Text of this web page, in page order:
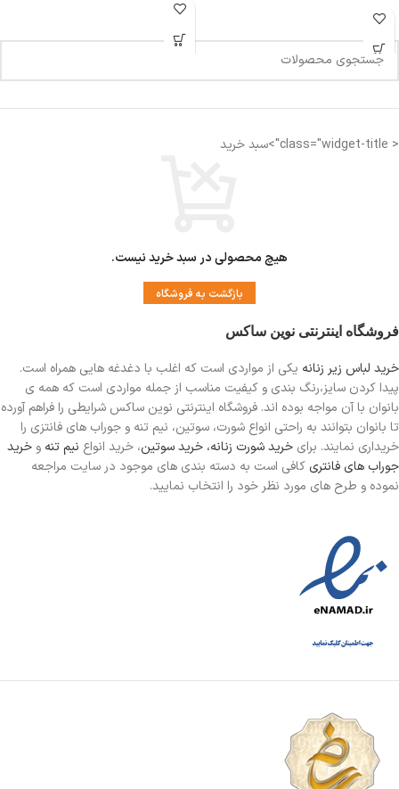
< class="widget-title">سبد خرید
هیچ محصولی در سبد خرید نیست.
بازگشت به فروشگاه
فروشگاه اینترنتی نوین ساکس
خرید لباس زیر زنانه یکی از مواردی است که اغلب با دغدغه هایی همراه است.
پیدا کردن سایز،رنگ بندی و کیفیت مناسب از جمله مواردی است که همه ی
بانوان با آن مواجه بوده اند. فروشگاه اینترنتی نوین ساکس شرایطی را فراهم آورده
تا بانوان بتوانند به راحتی انواع شورت، سوتین، نیم تنه و جوراب های فانتزی را
خریداری نمایند. برای خرید شورت زنانه، خرید سوتین، خرید انواع نیم تنه و خرید
جوراب های فانتری کافی است به دسته بندی های موجود در سایت مراجعه
نموده و طرح های مورد نظر خود را انتخاب نمایید.